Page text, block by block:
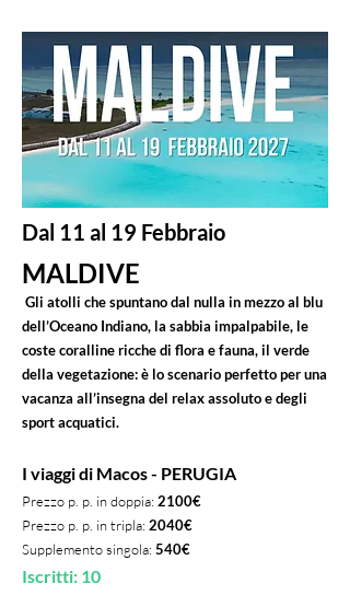
Dal 11 al 19 Febbraio
MALDIVE
Gli atolli che spuntano dal nulla in mezzo al blu
dell’Oceano Indiano, la sabbia impalpabile, le
coste coralline ricche di flora e fauna, il verde
della vegetazione: è lo scenario perfetto per una
vacanza all’insegna del relax assoluto e degli
sport acquatici.
I viaggi di Macos - PERUGIA
Prezzo p. p. in doppia: 2100€
Prezzo p. p. in tripla: 2040€
Supplemento singola: 540€
Iscritti: 10